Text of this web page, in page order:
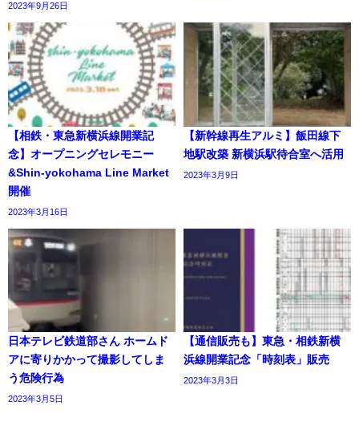
2023年9月26日
【相鉄・東急新横浜線開業記
念】オープニングセレモニー
&Shin-yokohama Line Market
開催
2023年3月16日
【新幹線再生アルミ】飯田線下
地駅改築 新横浜駅待合室へ活用
2023年3月9日
日本テレビ鉄道部さん ホームド
アに寄りかかって撮影してしま
う危険行為
2023年3月5日
【通信販売も】東急・相鉄新横
浜線開業記念「時刻表」販売
2023年3月3日